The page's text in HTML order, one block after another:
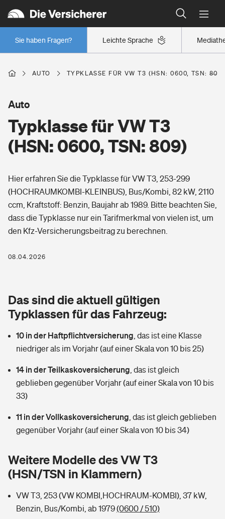
Leichte Sprache
Sie haben Fragen?
Wer versichert was: Jetzt Versicherer finden
Regionalklassen: So ist Ihre Region eingestuft
Wer versichert was: Jetzt Versicherer finden
Berufsunfähigkeitsversicherung
Erwerbsunfähigkeitsversicherung
Grundfähigkeitsversicherung
Arbeitsrechtsschutz
Berufshaftpflichtversicherung
Zur Übersicht
Tools
Wer versichert was: Jetzt Versicherer finden
Sie haben Fragen?
Wohnen
Elementarversicherung
Glasversicherung
Mietkautionsversicherung
Restkreditversicherung
Hochwasser-Check: Wie gefährdet ist Ihr Haus?
Wer versichert was: Jetzt Versicherer finden
Freizeit
Pri­vate Haft­pflicht­
Kinderunfall­ver­si­che­rung
Kinderinvalidität
Reiseversicherung
Hundehalter-Haftpflicht
Private Cyberversicherung
Musikinstrumentenversicherung
Gesundheit
Private Krankenversicherung
Dread-Disease-Versicherung
Tierkrankenversicherung
Tools
Wer versichert was: Jetzt Versicherer finden
Sie haben Fragen?
Rentenrechner: Wie viel Geld bekomme ich im Alter?
AUTO TYPKLASSE FÜR VW T3 (HSN: 0600, TSN: 809)
Typklasse für VW T3
(HSN: 0600, TSN: 809)
Auto
Hier erfahren Sie die Typklasse für VW T3, 253-299
(HOCHRAUMKOMBI-KLEINBUS), Bus/Kombi, 82 kW, 2110
ccm, Kraftstoff: Benzin, Baujahr ab 1989. Bitte beachten Sie,
dass die Typklasse nur ein Tarifmerkmal von vielen ist, um
den Kfz-Versicherungsbeitrag zu berechnen.
08.04.2026
Das sind die aktuell gültigen
Typklassen für das Fahrzeug:
10 in der Haftpflichtversicherung das ist eine Klasse
niedriger als im Vorjahr (auf einer Skala von 10 bis 25)
14 in der Teilkaskoversicherung das ist gleich
geblieben gegenüber Vorjahr (auf einer Skala von 10 bis
33)
11 in der Vollkaskoversicherung das ist gleich geblieben
gegenüber Vorjahr (auf einer Skala von 10 bis 34)
Weitere Modelle des VW T3
(HSN/TSN in Klammern)
VW T3, 253 (VW KOMBI,HOCHRAUM-KOMBI), 37 kW,
Benzin, Bus/Kombi, ab 1979(0600 / 510)